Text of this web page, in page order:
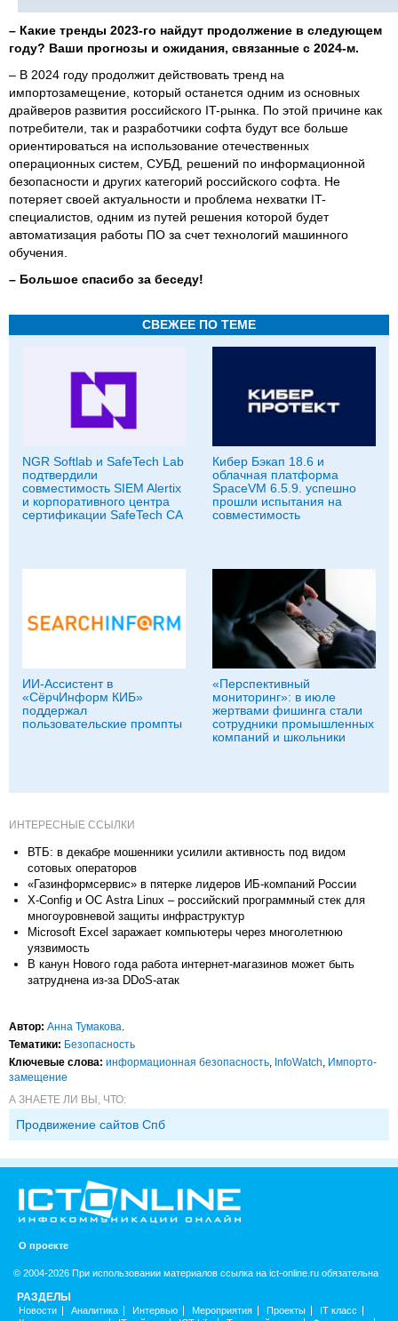
– Какие тренды 2023-го найдут продолжение в следующем
году? Ваши прогнозы и ожидания, связанные с 2024-м.
– В 2024 году продолжит действовать тренд на
импортозамещение, который останется одним из основных
драйверов развития российского IT-рынка. По этой причине как
потребители, так и разработчики софта будут все больше
ориентироваться на использование отечественных
операционных систем, СУБД, решений по информационной
безопасности и других категорий российского софта. Не
потеряет своей актуальности и проблема нехватки IT-
специалистов, одним из путей решения которой будет
автоматизация работы ПО за счет технологий машинного
обучения.
– Большое спасибо за беседу!
СВЕЖЕЕ ПО ТЕМЕ
NGR Softlab и SafeTech Lab
подтвердили
совместимость SIEM Alertix
и корпоративного центра
сертификации SafeTech CA
Кибер Бэкап 18.6 и
облачная платформа
SpaceVM 6.5.9. успешно
прошли испытания на
совместимость
ИИ-Ассистент в
«СёрчИнформ КИБ»
поддержал
пользовательские промпты
«Перспективный
мониторинг»: в июле
жертвами фишинга стали
сотрудники промышленных
компаний и школьники
ИНТЕРЕСНЫЕ ССЫЛКИ
ВТБ: в декабре мошенники усилили активность под видом
сотовых операторов
«Газинформсервис» в пятерке лидеров ИБ-компаний России
X-Config и ОС Astra Linux – российский программный стек для
многоуровневой защиты инфраструктур
Microsoft Excel заражает компьютеры через многолетнюю
уязвимость
В канун Нового года работа интернет-магазинов может быть
затруднена из-за DDoS-атак
Автор: Анна Тумакова
Тематики: Безопасность
Ключевые слова: информационная безопасность InfoWatch Импорто­
замещение
А ЗНАЕТЕ ЛИ ВЫ, ЧТО:
Продвижение сайтов Спб
О проекте
© 2004-2026 При использовании материалов ссылка на ict-online.ru обязательна
РАЗДЕЛЫ
Новости Аналитика Интервью Мероприятия Проекты
IT класс